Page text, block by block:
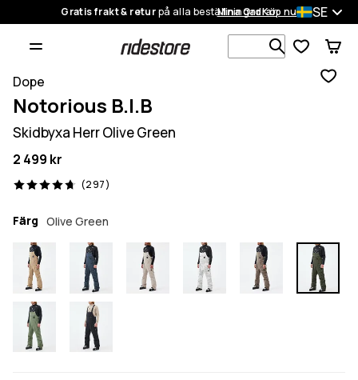
Gratis frakt & returpå alla beställningarKöp nu
Mina Ordrar SE
Sök bland
Dope
Notorious B.I.B
Skidbyxa Herr Olive Green
2 499 kr
(297)
297 recensioner, 4.7/5
Färg Olive Green